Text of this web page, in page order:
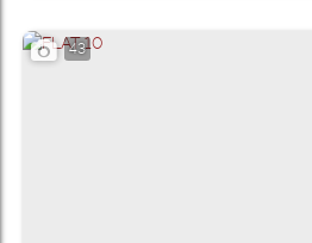
43